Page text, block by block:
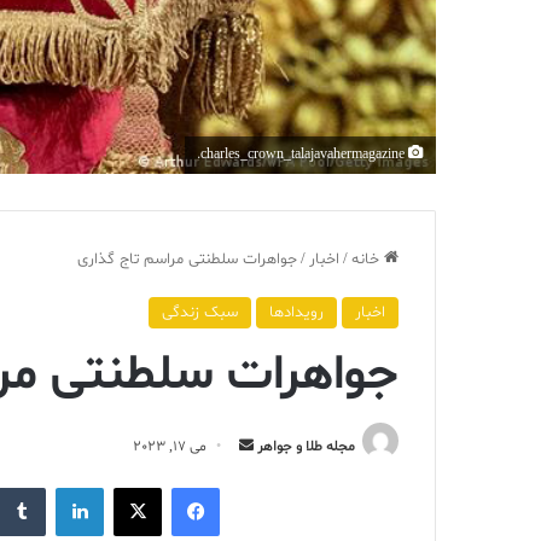
خانه/ اخبار /جواهرات سلطنتی مراسم تاج گذاری
اخبار رویدادها سبک زندگی
جواهرات سلطنتی
مجله طلا و جواهر
ارسال
می 17, 2023
فیس بوک X لینکدین